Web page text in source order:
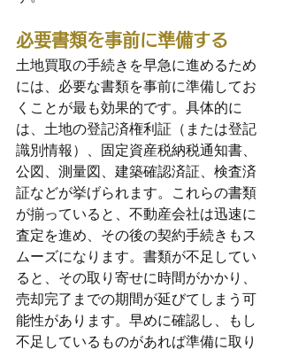
必要書類を事前に準備する
土地買取の手続きを早急に進めるため
には、必要な書類を事前に準備してお
くことが最も効果的です。具体的に
は、土地の登記済権利証（または登記
識別情報）、固定資産税納税通知書、
公図、測量図、建築確認済証、検査済
証などが挙げられます。これらの書類
が揃っていると、不動産会社は迅速に
査定を進め、その後の契約手続きもス
ムーズになります。書類が不足してい
ると、その取り寄せに時間がかかり、
売却完了までの期間が延びてしまう可
能性があります。早めに確認し、もし
不足しているものがあれば準備に取り